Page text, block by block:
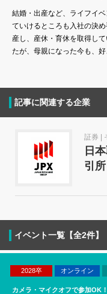
結婚・出産など、ライフイ
ていけるところも入社の決
産し、産休・育休を取得し
たが、母親になった今も、
記事に関連する企業
証券 |
日
引
イベント一覧【全2件】
2028卒 オンライン
カメラ・マイクオフで参加OK